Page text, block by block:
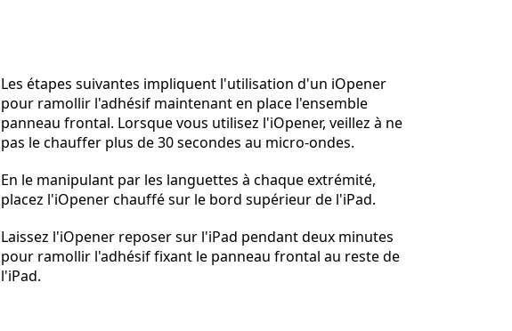
Annuler Publier un commentaire
Les étapes suivantes impliquent l'utilisation d'un iOpener
pour ramollir l'adhésif maintenant en place l'ensemble
panneau frontal. Lorsque vous utilisez l'iOpener, veillez à ne
pas le chauffer plus de 30 secondes au micro-ondes.
En le manipulant par les languettes à chaque extrémité,
placez l'iOpener chauffé sur le bord supérieur de l'iPad.
Laissez l'iOpener reposer sur l'iPad pendant deux minutes
pour ramollir l'adhésif fixant le panneau frontal au reste de
l'iPad.